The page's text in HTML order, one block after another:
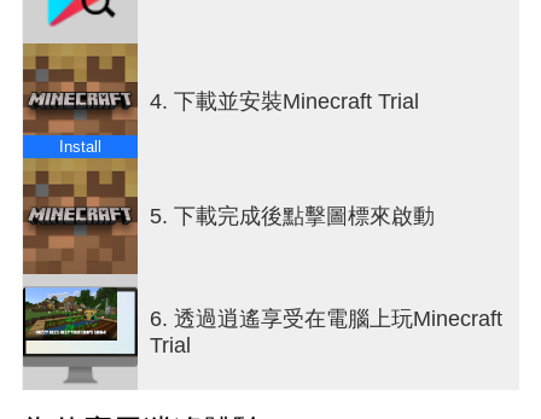
Install
4. 下載並安裝Minecraft Trial
5. 下載完成後點擊圖標來啟動
6. 透過逍遙享受在電腦上玩Minecraft
Trial